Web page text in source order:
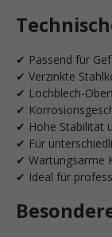
✔ Passend für
✔ Verzinkte
✔ Lochblech-
✔
✔ Hohe Stabilität
✔ Für
✔ Wartungsarme
✔ Ideal für